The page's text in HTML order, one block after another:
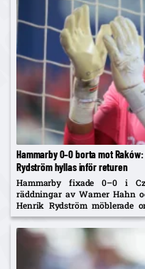
Hammarby 0–0 borta mot
Rydström hyllas inför returen
Hammarby fixade 0–0 i
räddningar av Warner Hahn
Henrik Rydström möblerade
Besara som falsk nia – och får